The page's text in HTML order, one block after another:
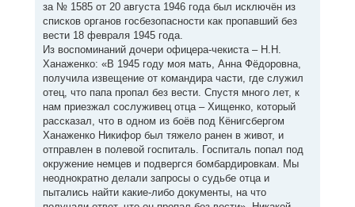
за № 1585 от 20 августа 1946 года был исключён из
списков органов госбезопасности как пропавший без
вести 18 февраля 1945 года.
Из воспоминаний дочери офицера-чекиста – Н.Н.
Ханаженко: «В 1945 году моя мать, Анна Фёдоровна,
получила извещение от командира части, где служил
отец, что папа пропал без вести. Спустя много лет, к
нам приезжал сослуживец отца – Хищенко, который
рассказал, что в одном из боёв под Кёнигсбергом
Ханаженко Никифор был тяжело ранен в живот, и
отправлен в полевой госпиталь. Госпиталь попал под
окружение немцев и подвергся бомбардировкам. Мы
неоднократно делали запросы о судьбе отца и
пытались найти какие-либо документы, на что